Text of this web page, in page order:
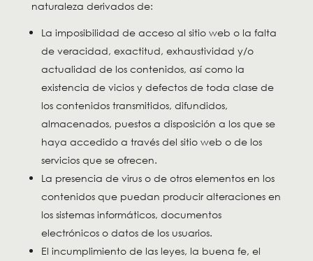
naturaleza derivados de:
La imposibilidad de acceso al sitio web o la falta
de veracidad, exactitud, exhaustividad y/o
actualidad de los contenidos, así como la
existencia de vicios y defectos de toda clase de
los contenidos transmitidos, difundidos,
almacenados, puestos a disposición a los que se
haya accedido a través del sitio web o de los
servicios que se ofrecen.
La presencia de virus o de otros elementos en los
contenidos que puedan producir alteraciones en
los sistemas informáticos, documentos
electrónicos o datos de los usuarios.
El incumplimiento de las leyes, la buena fe, el